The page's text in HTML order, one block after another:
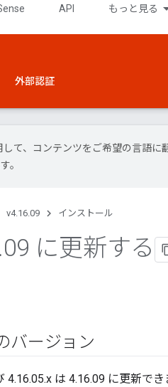
API もっと見る
外部認証
して、コンテンツをご希望の言語に
。
v4.16.09 インストール
.09 に更新する
バージョン
は 4.16.09 に更新でき